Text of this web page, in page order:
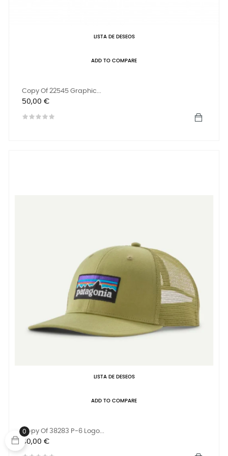
LISTA DE DESEOS
ADD TO COMPARE
Copy Of 22545 Graphic...
Precio
50,00 €
LISTA DE DESEOS
ADD TO COMPARE
Copy Of 38283 P-6 Logo...
Precio
40,00 €
0